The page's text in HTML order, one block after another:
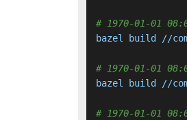
# 1970-01-01
bazel build //
# 1970-01-01
bazel build //
# 1970-01-01